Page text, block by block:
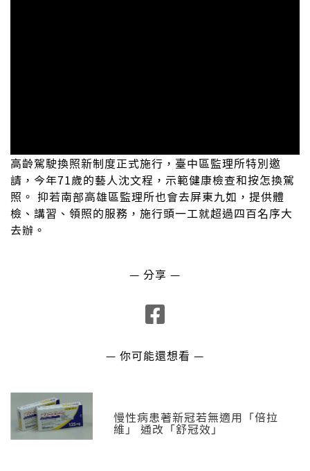
高齡駕駛換照新制度正式施行，臺中區監理所特別邀
請，今年71歲的藝人沈文程，示範健康檢查和按怎換駕
照。 抑若南部高雄區監理所也會去屏東九如，提供體
檢、講習、領照的服務，施行頭一工就超過四百名序大
去辦。
— 分享 —
— 你可能還想看 —
慢性病患著新冠若無適用「倍拉
維」 通改「舒冠效」